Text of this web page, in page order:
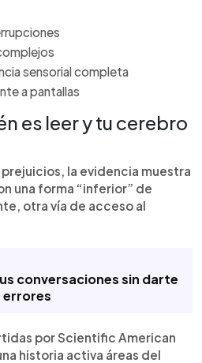
sensorial completa
a pantallas
es leer y tu cerebro
la evidencia muestra
una forma “inferior” de
otra vía de acceso al
conversaciones sin darte
errores
por Scientific American
historia activa áreas del